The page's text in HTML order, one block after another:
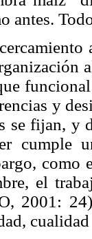
antes.
funcional
y
se fijan, y
cumple
como
el
2001: